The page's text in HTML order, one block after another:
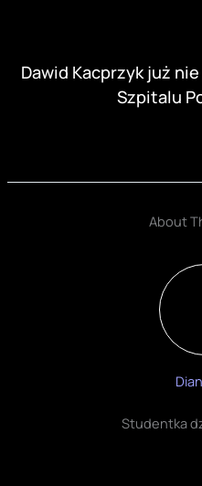
Dawid Kacprzyk już
Szpitalu
About
Studentka